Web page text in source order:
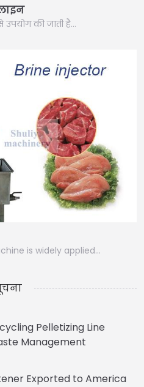
उपयोग की जाती है…
is widely applied…
Pelletizing Line
Management
Exported to America